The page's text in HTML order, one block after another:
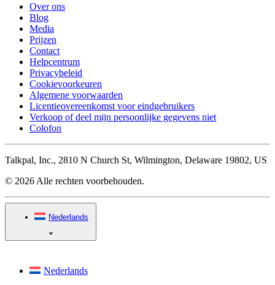
Over ons
Blog
Media
Prijzen
Contact
Helpcentrum
Privacybeleid
Cookievoorkeuren
Algemene voorwaarden
Licentieovereenkomst voor eindgebruikers
Verkoop of deel mijn persoonlijke gegevens niet
Colofon
Talkpal, Inc., 2810 N Church St, Wilmington, Delaware 19802, US
© 2026 Alle rechten voorbehouden.
Nederlands
Nederlands